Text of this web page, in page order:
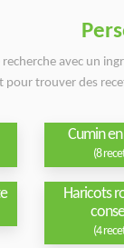
avec un
pour trouver des
Cumin
(8
Haricots
(4